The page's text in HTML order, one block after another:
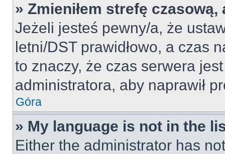
» Zmieniłem strefę
Jeżeli jesteś pewny/a, że
letni/DST prawidłowo, a czas
to znaczy, że czas serwera
administratora, aby naprawił
Góra
» My language is not in the
Either the administrator has